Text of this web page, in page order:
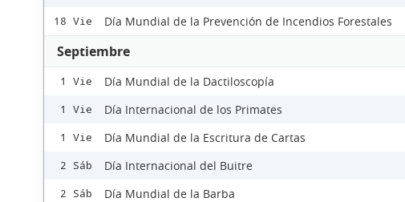
18 Vie Día Mundial de la Prevención de Incendios Forestales
Septiembre
1 Vie Día Mundial de la Dactiloscopía
1 Vie Día Internacional de los Primates
1 Vie Día Mundial de la Escritura de Cartas
2 Sáb Día Internacional del Buitre
2 Sáb Día Mundial de la Barba